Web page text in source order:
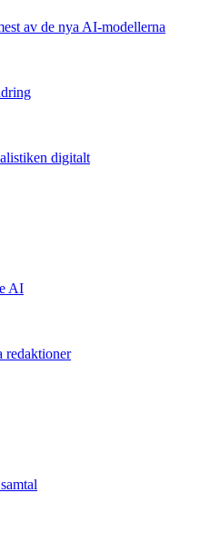
av de nya AI-modellerna
digitalt
AI
redaktioner